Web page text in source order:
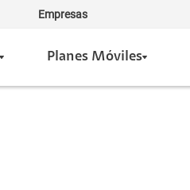
Empresas
Planes Móviles